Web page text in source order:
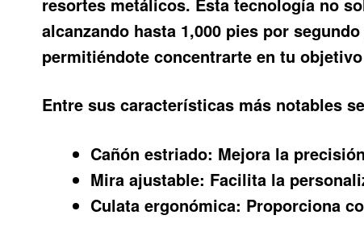
alcanzando hasta 1,000 pies por
permitiéndote concentrarte en tu
Entre sus características más notables
Cañón estriado: Mejora la
Mira ajustable: Facilita la
Culata ergonómica: Proporciona